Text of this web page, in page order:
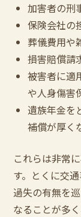
加害者の刑
保険会社の
葬儀費用や
損害賠償請
被害者に適
や人身傷害
遺族年金を
補償が厚く
これらは非常
す。とくに交
過失の有無を
なることが多